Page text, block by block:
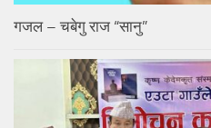
गजल – चबेगु राज “सानु”